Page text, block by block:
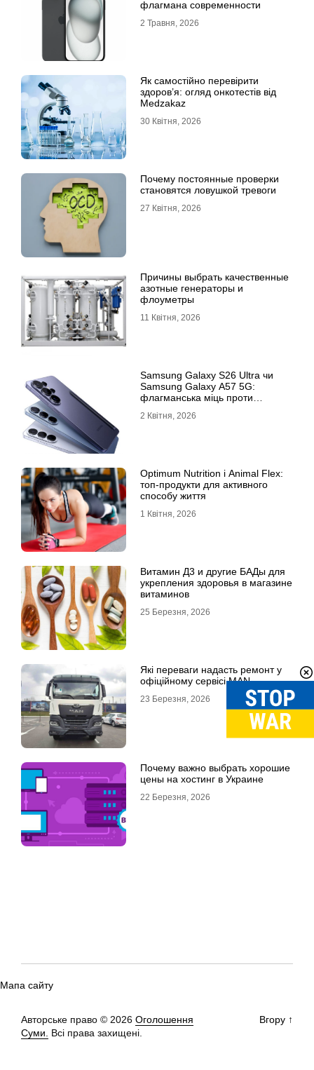
флагмана современности
2 Травня, 2026
Як самостійно перевірити
здоров’я: огляд онкотестів від
Medzakaz
30 Квітня, 2026
Почему постоянные проверки
становятся ловушкой тревоги
27 Квітня, 2026
Причины выбрать качественные
азотные генераторы и
флоуметры
11 Квітня, 2026
Samsung Galaxy S26 Ultra чи
Samsung Galaxy A57 5G:
флагманська міць проти
2 Квітня, 2026
Optimum Nutrition і Animal Flex:
топ-продукти для активного
способу життя
1 Квітня, 2026
Витамин Д3 и другие БАДы для
укрепления здоровья в магазине
витаминов
25 Березня, 2026
Які переваги надасть ремонт у
офіційному сервісі MAN
23 Березня, 2026
Почему важно выбрать хорошие
цены на хостинг в Украине
22 Березня, 2026
Мапа сайту
Авторське право © 2026 Оголошення
Суми. Всі права захищені.
Вгору ↑